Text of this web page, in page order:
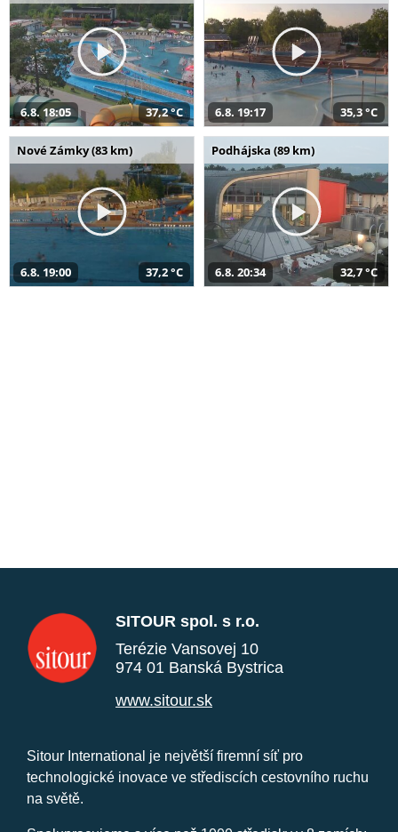
6.8. 18:05 37,2 °C 6.8. 19:17 35,3 °C
Nové Zámky (83 km)
6.8. 19:00 37,2 °C
Podhájska (89 km)
6.8. 20:34 32,7 °C
SITOUR spol. s r.o.
Terézie Vansovej 10
974 01 Banská Bystrica
www.sitour.sk
Sitour International je největší firemní síť pro
technologické inovace ve střediscích cestovního ruchu
na světě.